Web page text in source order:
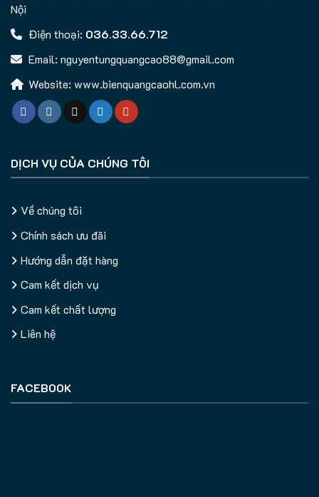
Nội
Điện thoại: 036.33.66.712
Email: nguyentungquangcao88@gmail.com
Website: www.bienquangcaohl.com.vn
DỊCH VỤ CỦA CHÚNG TÔI
Về chúng tôi
Chính sách ưu đãi
Hướng dẫn đặt hàng
Cam kết dịch vụ
Cam kết chất lượng
Liên hệ
FACEBOOK